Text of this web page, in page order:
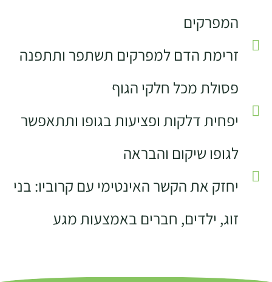
המפרקים
זרימת הדם למפרקים תשתפר ותתפנה
פסולת מכל חלקי הגוף
יפחית דלקות ופציעות בגופו ותתאפשר
לגופו שיקום והבראה
יחזק את הקשר האינטימי עם קרוביו: בני
זוג, ילדים, חברים באמצעות מגע